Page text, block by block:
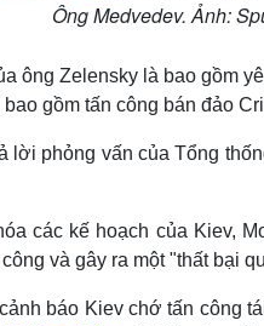
Ông Medvedev. Ảnh:
ông Zelensky là bao gồm
gồm tấn công bán đảo
lời phỏng vấn của Tổng
các kế hoạch của Kiev,
và gây ra một "thất bại
báo Kiev chớ tấn công